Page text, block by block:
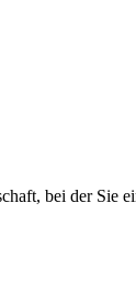
bei der Sie